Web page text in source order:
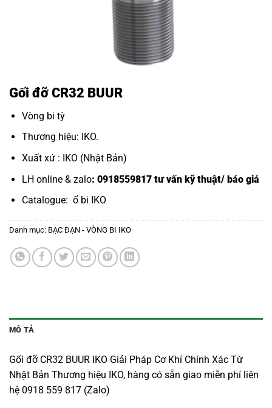
Gối đỡ CR32 BUUR
Vòng bi tỳ
Thương hiệu: IKO.
Xuất xứ : IKO (Nhật Bản)
LH online & zalo: 0918559817 tư vấn kỹ thuật/ báo giá
Catalogue: ổ bi IKO
Danh mục: BẠC ĐẠN - VÒNG BI IKO
MÔ TẢ
Gối đỡ CR32 BUUR IKO Giải Pháp Cơ Khí Chính Xác Từ
Nhật Bản Thương hiệu IKO, hàng có sẵn giao miễn phí liên
hệ 0918 559 817 (Zalo)